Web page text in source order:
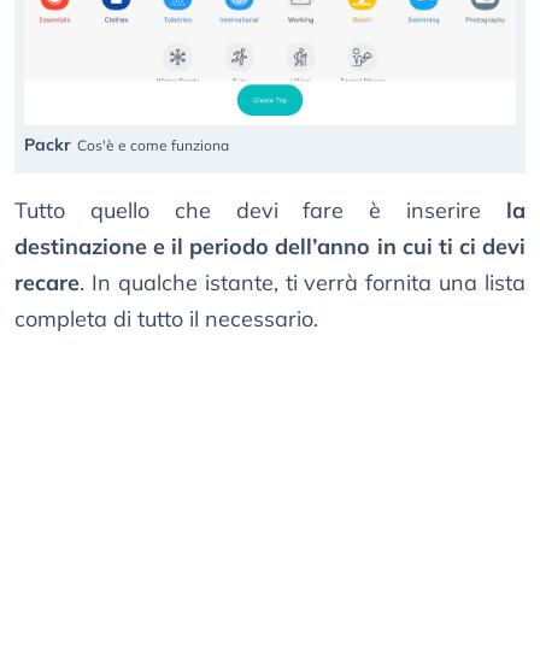
Packr Cos'è e come funziona
Tutto quello che devi fare è inserire la
destinazione e il periodo dell’anno in cui ti ci devi
recare. In qualche istante, ti verrà fornita una lista
completa di tutto il necessario.